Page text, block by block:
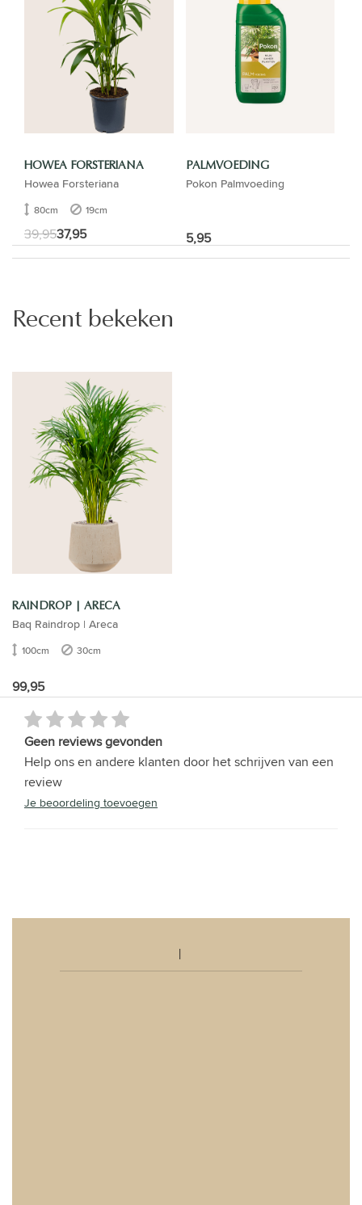
HOWEA FORSTERIANA
Howea Forsteriana
80cm 19cm
39,9537,95
PALMVOEDING
Pokon Palmvoeding
5,95
Recent bekeken
RAINDROP | ARECA
Baq Raindrop | Areca
100cm 30cm
99,95
Geen reviews gevonden
Help ons en andere klanten door het schrijven van een
review
Je beoordeling toevoegen